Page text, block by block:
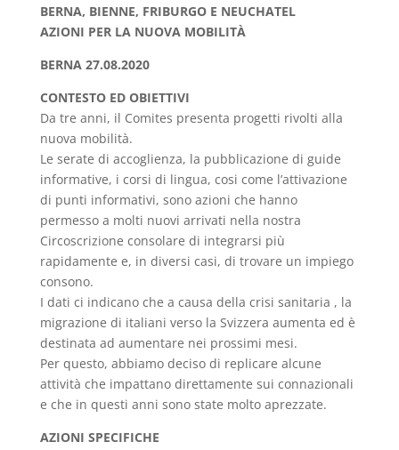
BERNA, BIENNE, FRIBURGO E NEUCHATEL
AZIONI PER LA NUOVA MOBILITÀ
BERNA 27.08.2020
CONTESTO ED OBIETTIVI
Da tre anni, il Comites presenta progetti rivolti alla
nuova mobilità.
Le serate di accoglienza, la pubblicazione di guide
informative, i corsi di lingua, cosi come l’attivazione
di punti informativi, sono azioni che hanno
permesso a molti nuovi arrivati nella nostra
Circoscrizione consolare di integrarsi più
rapidamente e, in diversi casi, di trovare un impiego
consono.
I dati ci indicano che a causa della crisi sanitaria , la
migrazione di italiani verso la Svizzera aumenta ed è
destinata ad aumentare nei prossimi mesi.
Per questo, abbiamo deciso di replicare alcune
attività che impattano direttamente sui connazionali
e che in questi anni sono state molto aprezzate.
AZIONI SPECIFICHE